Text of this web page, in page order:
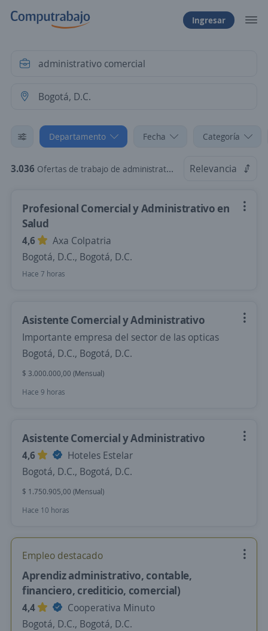
Ingresar
Departamento Fecha Categoría
3.036 Ofertas de trabajo de administrativo comercial en Bogotá, D.C. Relevancia
Profesional Comercial y Administrativo en
Salud
4,6
Axa Colpatria
Bogotá, D.C., Bogotá, D.C.
Hace 7 horas
Asistente Comercial y Administrativo
Importante empresa del sector de las opticas
Bogotá, D.C., Bogotá, D.C.
$ 3.000.000,00 (Mensual)
Hace 9 horas
Asistente Comercial y Administrativo
4,6
Hoteles Estelar
Bogotá, D.C., Bogotá, D.C.
$ 1.750.905,00 (Mensual)
Hace 10 horas
Empleo destacado
Aprendiz administrativo, contable,
financiero, crediticio, comercial)
4,4
Cooperativa Minuto
Bogotá, D.C., Bogotá, D.C.